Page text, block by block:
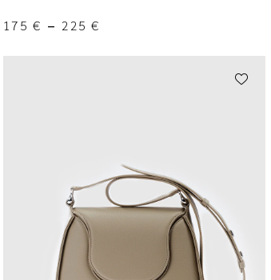
175 € – 225€